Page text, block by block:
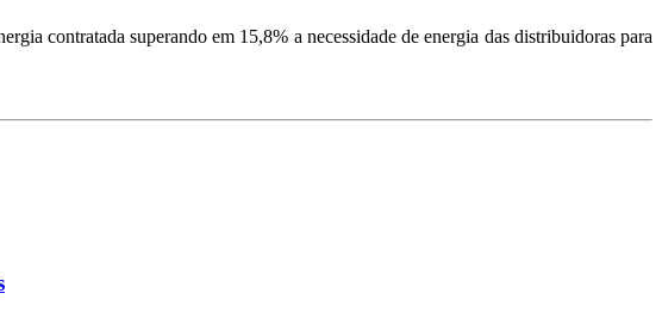
contratada superando em 15,8% a necessidade de energia das distribuidoras para